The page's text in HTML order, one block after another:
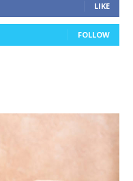
LIKE
FOLLOW